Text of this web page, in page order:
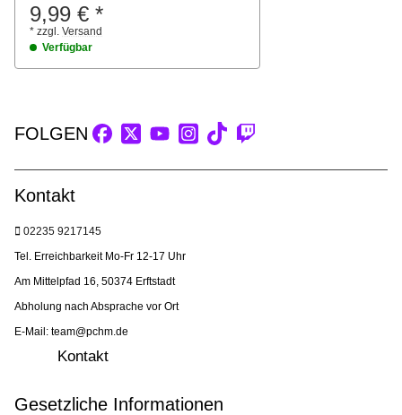
9,99 € *
* zzgl. Versand
Verfügbar
FOLGEN
Kontakt
02235 9217145
Tel. Erreichbarkeit Mo-Fr 12-17 Uhr
Am Mittelpfad 16, 50374 Erftstadt
Abholung nach Absprache vor Ort
E-Mail: team@pchm.de
Kontakt
Gesetzliche Informationen